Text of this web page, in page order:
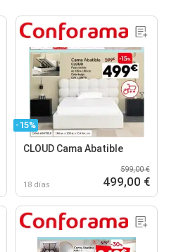
-15%
CLOUD Cama Abatible
18 días
599,00 €
499,00 €